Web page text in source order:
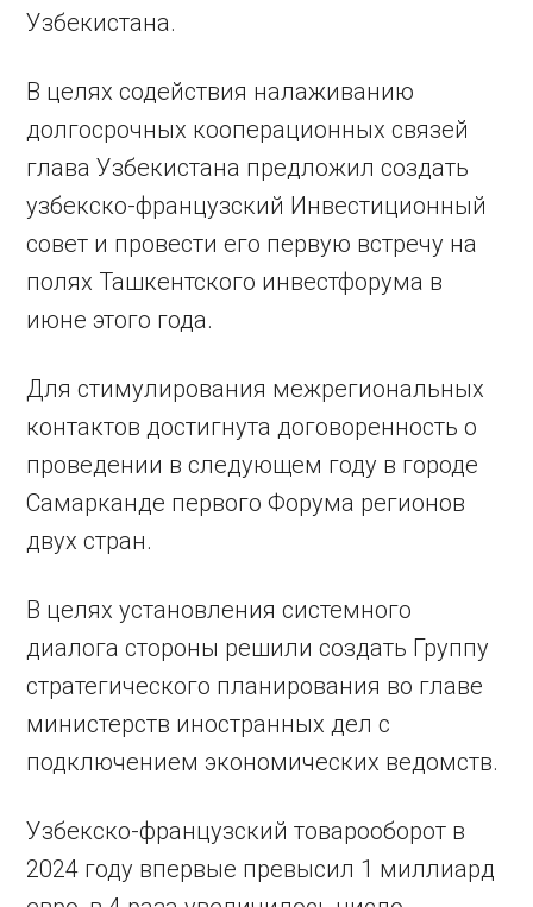
Узбекистана.
В целях содействия налаживанию
долгосрочных кооперационных связей
глава Узбекистана предложил создать
узбекско-французский Инвестиционный
совет и провести его первую встречу на
полях Ташкентского инвестфорума в
июне этого года.
Для стимулирования межрегиональных
контактов достигнута договоренность о
проведении в следующем году в городе
Самарканде первого Форума регионов
двух стран.
В целях установления системного
диалога стороны решили создать Группу
стратегического планирования во главе
министерств иностранных дел с
подключением экономических ведомств.
Узбекско-французский товарооборот в
2024 году впервые превысил 1 миллиард